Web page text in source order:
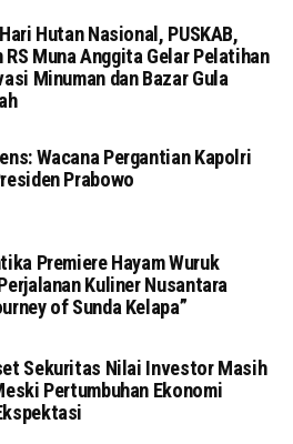
Hutan Nasional, PUSKAB,
RS Muna Anggita Gelar Pelatihan
Minuman dan Bazar Gula
Wacana Pergantian Kapolri
Prabowo
Premiere Hayam Wuruk
Kuliner Nusantara
of Sunda Kelapa”
Sekuritas Nilai Investor Masih
Pertumbuhan Ekonomi